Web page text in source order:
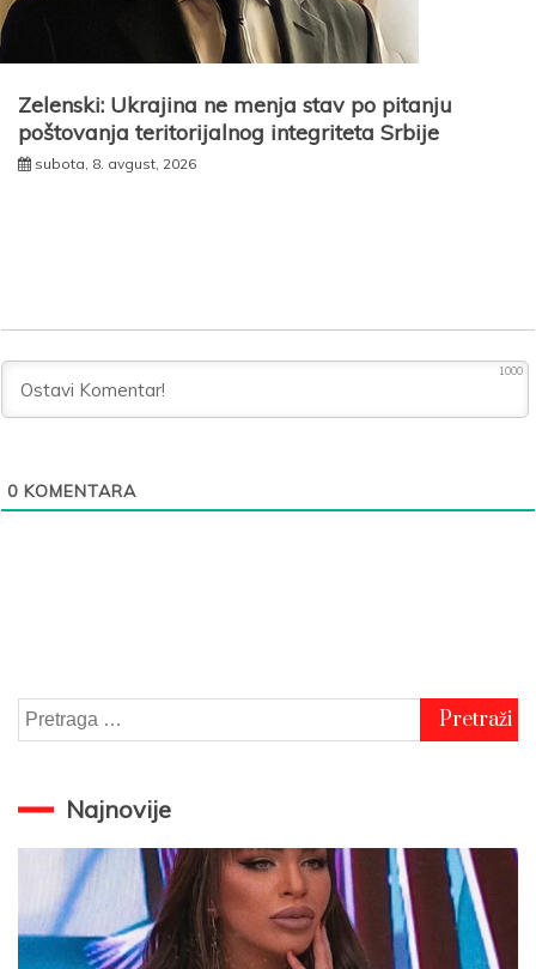
Zelenski: Ukrajina ne menja stav po pitanju
poštovanja teritorijalnog integriteta Srbije
subota, 8. avgust, 2026
1000
0 KOMENTARA
Pretraga
za:
Najnovije